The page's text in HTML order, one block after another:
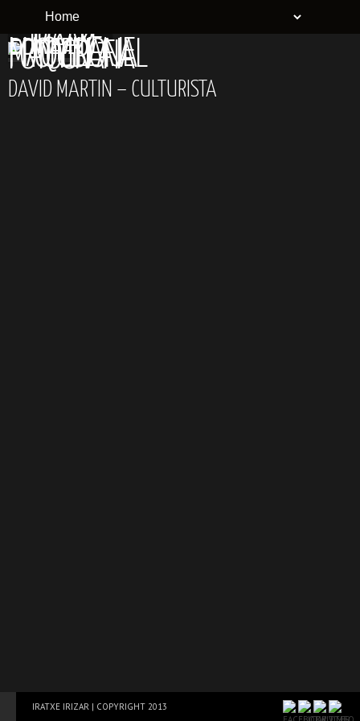
DAVID MARTIN – CULTURISTA
IRATXE IRIZAR | COPYRIGHT 2013